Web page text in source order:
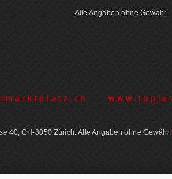
Alle Angaben ohne Gewähr
40, CH-8050 Zürich. Alle Angaben ohne Gewähr.